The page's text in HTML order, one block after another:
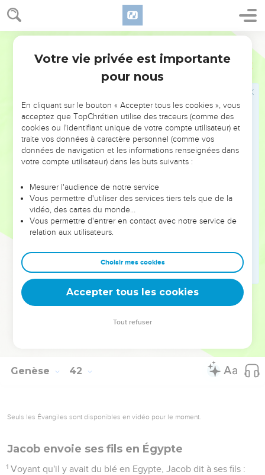
Genèse 41
Joseph amassa du blé comme le sable de la mer : en
quantité si considérable que l'on cessa de compter parce
qu'il n'y avait plus de nombre.
donna Asnath, fille de Poti-Phéra, le prêtre d'On.
Joseph appela l'aîné Manassé, car, dit-il, « Dieu m'a fait
Et il appela le second Ephraïm, car, dit-il, « Dieu m'a donné
des enfants dans le pays de mon malheur. »
Les sept années d'abondance qu'il y eut en Egypte
passèrent,
comme Joseph l'avait annoncé. La famine régna dans tous
les pays, mais dans toute l'Egypte il y avait du pain.
Quand toute l'Egypte commença aussi à avoir faim, le
peuple cria au pharaon pour avoir du pain. Le pharaon dit à
tous les Egyptiens : « Allez vers Joseph et faites ce qu'il vous
dira. »
La famine régnait sur tout le pays. Joseph ouvrit tous les
centres d'approvisionnement et vendit du blé aux Egyptiens,
Genèse 42
Seuls les Évangiles sont disponibles en vidéo pour le moment.
Jacob envoie ses fils en Égypte
1 Voyant qu'il y avait du blé en Egypte, Jacob dit à ses fils :
Votre vie privée est importante
pour nous
En cliquant sur le bouton « Accepter tous les cookies », vous
acceptez que TopChrétien utilise des traceurs (comme des
cookies ou l'identifiant unique de votre compte utilisateur) et
traite vos données à caractère personnel (comme vos
données de navigation et les informations renseignées dans
votre compte utilisateur) dans les buts suivants :
Mesurer l'audience de notre service
Vous permettre d'utiliser des services tiers tels que de la
vidéo, des cartes du monde…
Vous permettre d'entrer en contact avec notre service de
relation aux utilisateurs.
Choisir mes cookies
Accepter tous les cookies
Tout refuser